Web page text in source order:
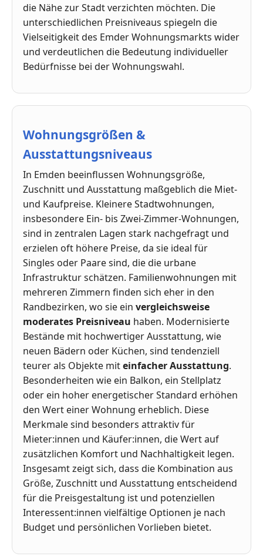
die Nähe zur Stadt verzichten möchten. Die
unterschiedlichen Preisniveaus spiegeln die
Vielseitigkeit des Emder Wohnungsmarkts wider
und verdeutlichen die Bedeutung individueller
Bedürfnisse bei der Wohnungswahl.
Wohnungsgrößen &
Ausstattungsniveaus
In Emden beeinflussen Wohnungsgröße,
Zuschnitt und Ausstattung maßgeblich die Miet-
und Kaufpreise. Kleinere Stadtwohnungen,
insbesondere Ein- bis Zwei-Zimmer-Wohnungen,
sind in zentralen Lagen stark nachgefragt und
erzielen oft höhere Preise, da sie ideal für
Singles oder Paare sind, die die urbane
Infrastruktur schätzen. Familienwohnungen mit
mehreren Zimmern finden sich eher in den
Randbezirken, wo sie ein vergleichsweise
moderates Preisniveau haben. Modernisierte
Bestände mit hochwertiger Ausstattung, wie
neuen Bädern oder Küchen, sind tendenziell
teurer als Objekte miteinfacher Ausstattung.
Besonderheiten wie ein Balkon, ein Stellplatz
oder ein hoher energetischer Standard erhöhen
den Wert einer Wohnung erheblich. Diese
Merkmale sind besonders attraktiv für
Mieter:innen und Käufer:innen, die Wert auf
zusätzlichen Komfort und Nachhaltigkeit legen.
Insgesamt zeigt sich, dass die Kombination aus
Größe, Zuschnitt und Ausstattung entscheidend
für die Preisgestaltung ist und potenziellen
Interessent:innen vielfältige Optionen je nach
Budget und persönlichen Vorlieben bietet.